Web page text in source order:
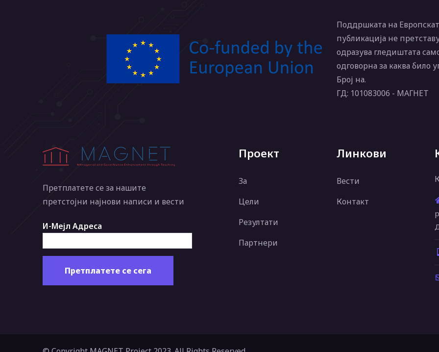
Поддршката на
публикација не
одразува гледиштата
одговорна за каква
Број на.
ГД: 101083006 - МАГНЕТ
Претплатете се за нашите
претстојни најнови написи и вести
И-Мејл Адреса
Проект
За
Цели
Резултати
Партнери
Линкови
Вести
Контакт